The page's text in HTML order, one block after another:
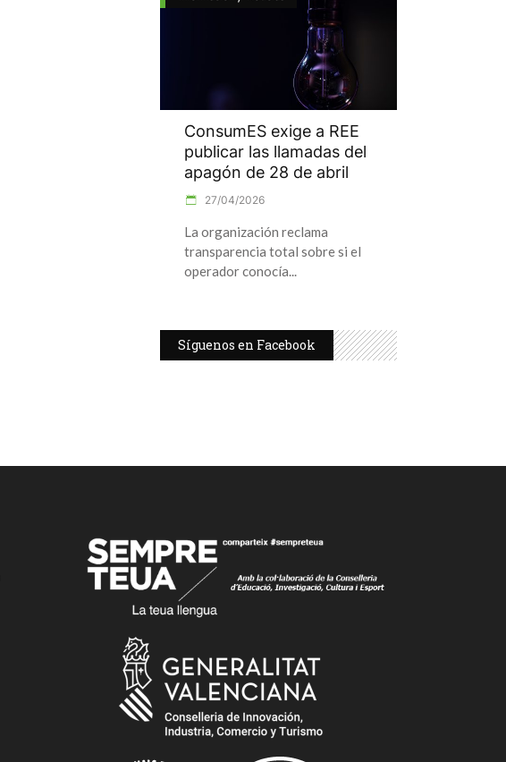
ConsumES exige a REE
publicar las llamadas del
apagón de 28 de abril
27/04/2026
La organización reclama
transparencia total sobre si el
operador conocía
Síguenos en Facebook